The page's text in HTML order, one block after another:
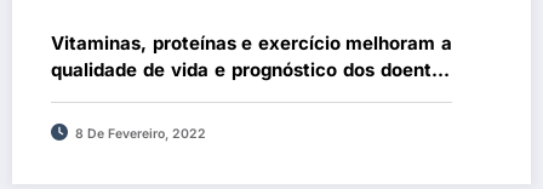
Vitaminas, proteínas e exercício melhoram a
qualidade de vida e prognóstico dos doentes
com cancro
8 De Fevereiro, 2022